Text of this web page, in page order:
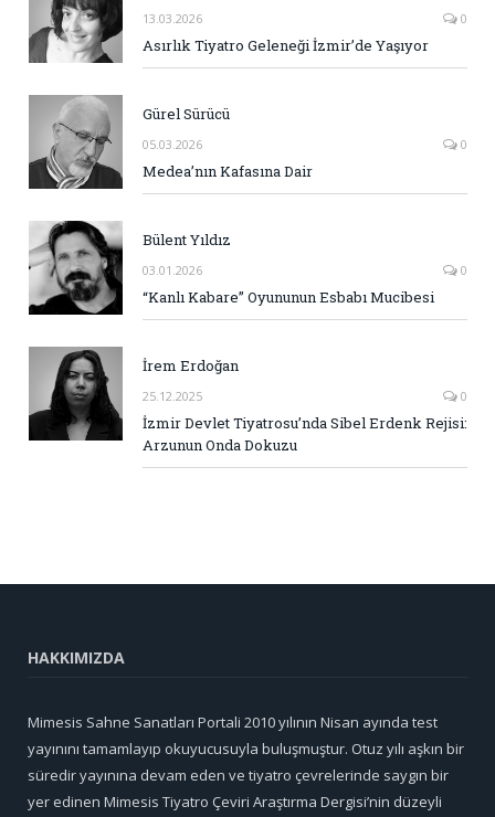
13.03.2026 0
Asırlık Tiyatro Geleneği İzmir’de Yaşıyor
Gürel Sürücü
05.03.2026 0
Medea’nın Kafasına Dair
Bülent Yıldız
03.01.2026 0
“Kanlı Kabare” Oyununun Esbabı Mucibesi
İrem Erdoğan
25.12.2025 0
İzmir Devlet Tiyatrosu’nda Sibel Erdenk Rejisi:
Arzunun Onda Dokuzu
HAKKIMIZDA
Mimesis Sahne Sanatları Portali 2010 yılının Nisan ayında test
yayınını tamamlayıp okuyucusuyla buluşmuştur. Otuz yılı aşkın bir
süredir yayınına devam eden ve tiyatro çevrelerinde saygın bir
yer edinen Mimesis Tiyatro Çeviri Araştırma Dergisi’nin düzeyli